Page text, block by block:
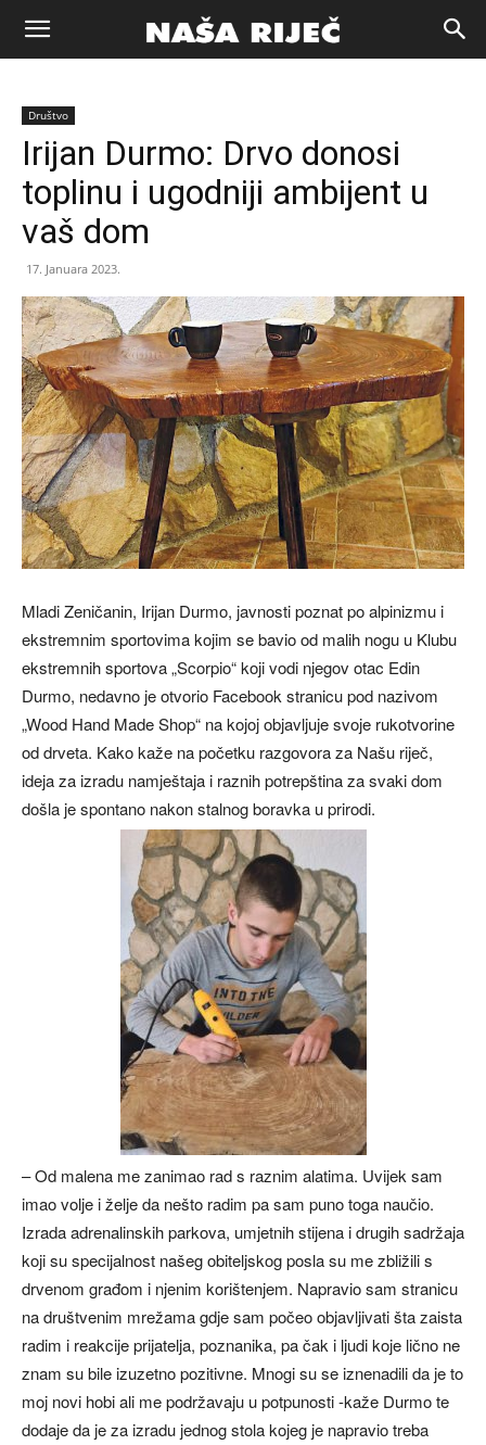
Naša
riječ
Društvo
Irijan Durmo: Drvo donosi
toplinu i ugodniji ambijent u
vaš dom
17. Januara 2023.
Mladi Zeničanin, Irijan Durmo, javnosti poznat po alpinizmu i
ekstremnim sportovima kojim se bavio od malih nogu u Klubu
ekstremnih sportova „Scorpio“ koji vodi njegov otac Edin
Durmo, nedavno je otvorio Facebook stranicu pod nazivom
„Wood Hand Made Shop“ na kojoj objavljuje svoje rukotvorine
od drveta. Kako kaže na početku razgovora za Našu riječ,
ideja za izradu namještaja i raznih potrepština za svaki dom
došla je spontano nakon stalnog boravka u prirodi.
– Od malena me zanimao rad s raznim alatima. Uvijek sam
imao volje i želje da nešto radim pa sam puno toga naučio.
Izrada adrenalinskih parkova, umjetnih stijena i drugih sadržaja
koji su specijalnost našeg obiteljskog posla su me zbližili s
drvenom građom i njenim korištenjem. Napravio sam stranicu
na društvenim mrežama gdje sam počeo objavljivati šta zaista
radim i reakcije prijatelja, poznanika, pa čak i ljudi koje lično ne
znam su bile izuzetno pozitivne. Mnogi su se iznenadili da je to
moj novi hobi ali me podržavaju u potpunosti -kaže Durmo te
dodaje da je za izradu jednog stola kojeg je napravio treba